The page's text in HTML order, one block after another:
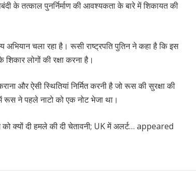
के तत्काल पुनर्निर्माण की आवश्यकता के बारे में शिकायत की
चला रहा है। रूसी राष्ट्रपति पुतिन ने कहा है कि इस
लोगों की रक्षा करना है।
और ऐसी स्थितियां निर्मित करनी है जो रूस की सुरक्षा की
में रूस ने पहले नाटो को एक नोट भेजा था।
क्यों दी हमले की दी चेतावनी; UK में अलर्ट… appeared